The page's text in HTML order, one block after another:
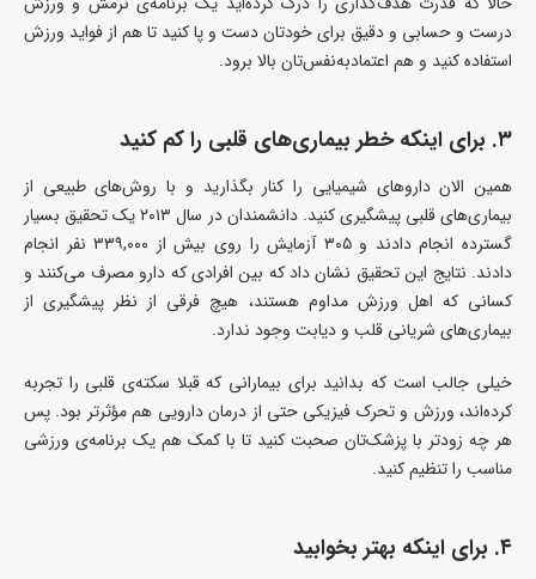
درست و حسابی و دقیق برای خودتان دست و پا کنید تا هم از فواید ورزش
استفاده کنید و هم اعتمادبه‌نفس‌تان بالا برود.
۳. برای اینکه خطر بیماری‌های قلبی را کم کنید
همین الان داروهای شیمیایی را کنار بگذارید و با روش‌های طبیعی از
بیماری‌های قلبی پیشگیری کنید. دانشمندان در سال ۲۰۱۳ یک تحقیق بسیار
گسترده انجام دادند و ۳۰۵ آزمایش را روی بیش از ۳۳۹,۰۰۰ نفر انجام
‌دادند. نتایج این تحقیق نشان داد که بین افرادی که دارو مصرف می‌کنند و
کسانی که اهل ورزش مداوم هستند، هیچ فرقی از نظر پیشگیری از
بیماری‌های شریانی قلب و دیابت وجود ندارد.
خیلی جالب است که بدانید برای بیمارانی که قبلا سکته‌ی قلبی را تجربه
کرده‌اند، ورزش و تحرک فیزیکی حتی از درمان دارویی هم مؤثرتر بود. پس
هر چه زودتر با پزشک‌تان صحبت کنید تا با کمک هم یک برنامه‌ی ورزشی
مناسب را تنظیم کنید.
۴. برای اینکه بهتر بخوابید